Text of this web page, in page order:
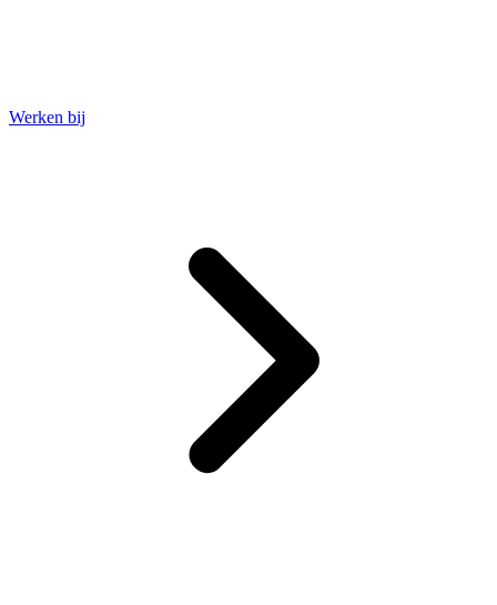
Werken bij